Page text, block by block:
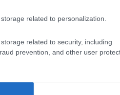
related to personalization.
related to security, including
prevention, and other user
των ελέγχων θα